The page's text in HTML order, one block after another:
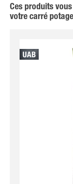
Ces produits
votre carré